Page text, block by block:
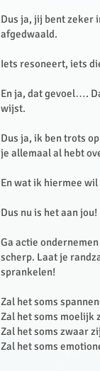
Dus ja, jij bent zeker
afgedwaald.
Iets resoneert, iets
En ja, dat gevoel….
wijst.
Dus ja, ik ben trots
je allemaal al hebt
En wat ik hiermee
Dus nu is het aan jou!
Ga actie
scherp. Laat je
sprankelen!
Zal het soms
Zal het soms moelijk
Zal het soms zwaar
Zal het soms